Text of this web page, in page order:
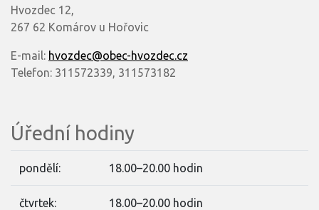
Hvozdec 12,
267 62 Komárov u Hořovic
E-mail: hvozdec@obec-hvozdec.cz
Telefon: 311572339, 311573182
Úřední hodiny
pondělí: 18.00–20.00 hodin
čtvrtek: 18.00–20.00 hodin